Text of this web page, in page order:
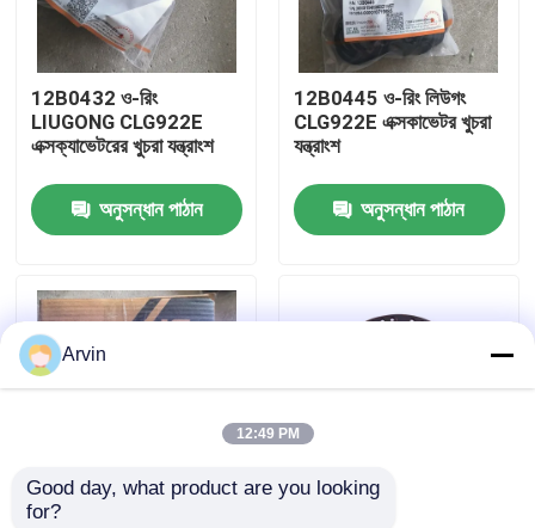
কারখানা ভ্রমণ
মান নিয়ন্ত্রণ
আমাদের সাথে যোগাযোগ করুন
খবর
উদ্ধৃতির জন্য আবেদন
কামিন্স খুচরা যন্ত্রাংশ
12B0432 ও-রিং
LIUGONG CLG922E
এক্সক্যাভেটরের খুচরা যন্ত্রাংশ
অনুসন্ধান পাঠান
12B0445 ও-রিং লিউগং
CLG922E এক্সকাভেটর খুচরা
যন্ত্রাংশ
অনুসন্ধান পাঠান
SP200834 সিল কিট
Arvin
12:49 PM
Good day, what product are you looking
for?